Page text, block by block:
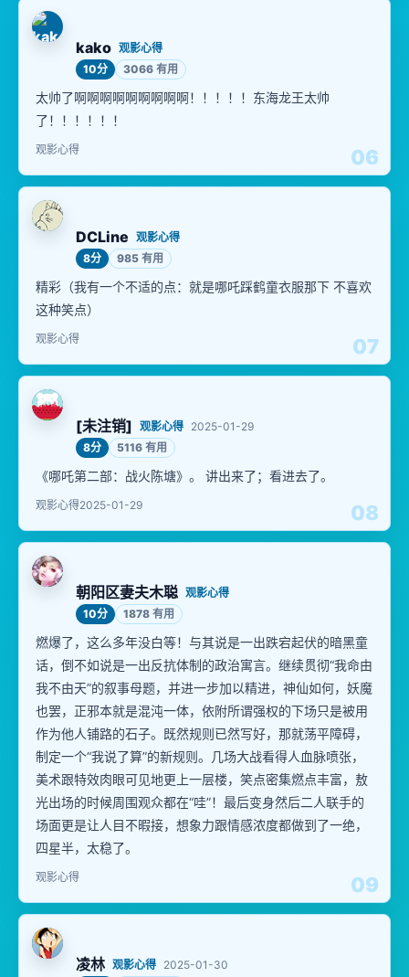
06
kako 观影心得
10分
3066 有用
太帅了啊啊啊啊啊啊啊啊啊！！！！！东海龙王太帅
了！！！！！！
观影心得
07
DCLine 观影心得
8分
985 有用
精彩（我有一个不适的点：就是哪吒踩鹤童衣服那下 不喜欢
这种笑点）
观影心得
08
[未注销] 观影心得 2025-01-29
8分
5116 有用
《哪吒第二部：战火陈塘》。 讲出来了；看进去了。
观影心得2025-01-29
09
朝阳区妻夫木聪 观影心得
10分
1878 有用
燃爆了，这么多年没白等！与其说是一出跌宕起伏的暗黑童
话，倒不如说是一出反抗体制的政治寓言。继续贯彻“我命由
我不由天”的叙事母题，并进一步加以精进，神仙如何，妖魔
也罢，正邪本就是混沌一体，依附所谓强权的下场只是被用
作为他人铺路的石子。既然规则已然写好，那就荡平障碍，
制定一个“我说了算”的新规则。几场大战看得人血脉喷张，
美术跟特效肉眼可见地更上一层楼，笑点密集燃点丰富，敖
光出场的时候周围观众都在“哇”！最后变身然后二人联手的
场面更是让人目不暇接，想象力跟情感浓度都做到了一绝，
四星半，太稳了。
观影心得
凌林 观影心得 2025-01-30